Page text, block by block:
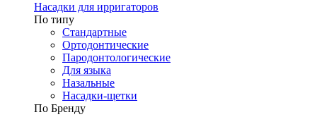
Насадки для ирригаторов
По типу
Стандартные
Ортодонтические
Пародонтологические
Для языка
Назальные
Насадки-щетки
По Бренду